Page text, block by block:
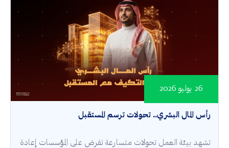
رأس المال البشري.. تحولات ترسم المستقبل
26 يوليو 2026
تشهد بيئة العمل تحولات متسارعة تفرض على المؤسسات إعادة